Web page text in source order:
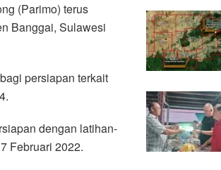
(Parimo) terus
Banggai, Sulawesi
persiapan terkait
dengan latihan-
Februari 2022.